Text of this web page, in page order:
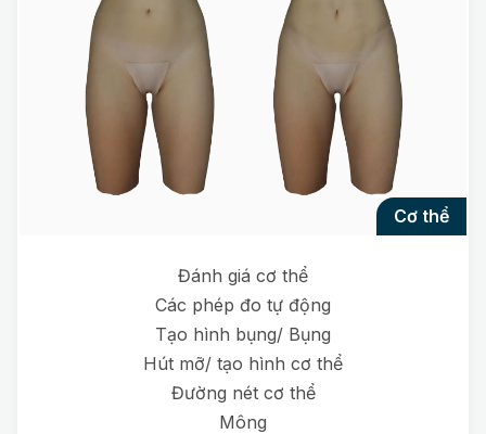
cơ thể
Đánh giá cơ thể
Các phép đo tự động
Tạo hình bụng/ Bụng
Hút mỡ/ tạo hình cơ thể
Đường nét cơ thể
Mông